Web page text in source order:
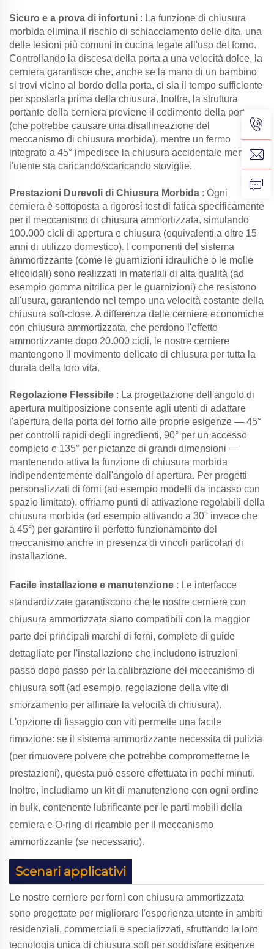
Sicuro e a prova di infortuni : La funzione di chiusura
morbida elimina il rischio di schiacciamento delle dita, una
delle lesioni più comuni in cucina legate all'uso del forno.
Controllando la discesa della porta a una velocità dolce, la
cerniera garantisce che, anche se la mano di un bambino
si trovi vicino al bordo della porta, ci sia il tempo sufficiente
per spostarla prima della chiusura. Inoltre, la struttura
portante della cerniera previene il cedimento della porta
(che potrebbe causare una disallineazione del
meccanismo di chiusura morbida), mentre un fermo
integrato a 45° impedisce la chiusura accidentale mentre
l'utente sta caricando/scaricando stoviglie.
Prestazioni Durevoli di Chiusura Morbida : Ogni
cerniera è sottoposta a rigorosi test di fatica specificamente
per il meccanismo di chiusura ammortizzata, simulando
100.000 cicli di apertura e chiusura (equivalenti a oltre 15
anni di utilizzo domestico). I componenti del sistema
ammortizzante (come le guarnizioni idrauliche o le molle
elicoidali) sono realizzati in materiali di alta qualità (ad
esempio gomma nitrilica per le guarnizioni) che resistono
all'usura, garantendo nel tempo una velocità costante della
chiusura soft-close. A differenza delle cerniere economiche
con chiusura ammortizzata, che perdono l'effetto
ammortizzante dopo 20.000 cicli, le nostre cerniere
mantengono il movimento delicato di chiusura per tutta la
durata della loro vita.
Regolazione Flessibile : La progettazione dell'angolo di
apertura multiposizione consente agli utenti di adattare
l'apertura della porta del forno alle proprie esigenze — 45°
per controlli rapidi degli ingredienti, 90° per un accesso
completo e 135° per pietanze di grandi dimensioni —
mantenendo attiva la funzione di chiusura morbida
indipendentemente dall'angolo di apertura. Per progetti
personalizzati di forni (ad esempio modelli da incasso con
spazio limitato), offriamo punti di attivazione regolabili della
chiusura morbida (ad esempio attivando a 30° invece che
a 45°) per garantire il perfetto funzionamento del
meccanismo anche in presenza di vincoli particolari di
installazione.
Facile installazione e manutenzione : Le interfacce
standardizzate garantiscono che le nostre cerniere con
chiusura ammortizzata siano compatibili con la maggior
parte dei principali marchi di forni, complete di guide
dettagliate per l'installazione che includono istruzioni
passo dopo passo per la calibrazione del meccanismo di
chiusura soft (ad esempio, regolazione della vite di
smorzamento per affinare la velocità di chiusura).
L'opzione di fissaggio con viti permette una facile
rimozione: se il sistema ammortizzante necessita di pulizia
(per rimuovere polvere che potrebbe comprometterne le
prestazioni), questa può essere effettuata in pochi minuti.
Inoltre, includiamo un kit di manutenzione con ogni ordine
in bulk, contenente lubrificante per le parti mobili della
cerniera e O-ring di ricambio per il meccanismo
ammortizzante (se necessario).
Scenari applicativi
Le nostre cerniere per forni con chiusura ammortizzata
sono progettate per migliorare l'esperienza utente in ambiti
residenziali, commerciali e specializzati, sfruttando la loro
tecnologia unica di chiusura soft per soddisfare esigenze